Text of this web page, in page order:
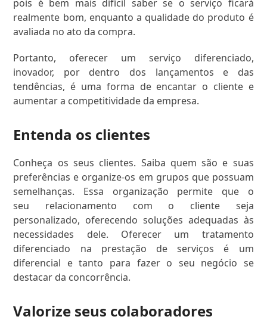
pois é bem mais difícil saber se o serviço ficará
realmente bom, enquanto a qualidade do produto é
avaliada no ato da compra.
Portanto, oferecer um serviço diferenciado,
inovador, por dentro dos lançamentos e das
tendências, é uma forma de encantar o cliente e
aumentar a competitividade da empresa.
Entenda os clientes
Conheça os seus clientes. Saiba quem são e suas
preferências e organize-os em grupos que possuam
semelhanças. Essa organização permite que o
seu relacionamento com o cliente seja
personalizado, oferecendo soluções adequadas às
necessidades dele. Oferecer um tratamento
diferenciado na prestação de serviços é um
diferencial e tanto para fazer o seu negócio se
destacar da concorrência.
Valorize seus colaboradores